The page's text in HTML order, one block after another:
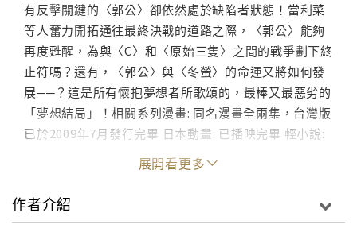
有反擊關鍵的〈郭公〉卻依然處於缺陷者狀態！當利菜
等人奮力開拓通往最終決戰的道路之際，〈郭公〉能夠
再度甦醒，為與〈C〉和〈原始三隻〉之間的戰爭劃下終
止符嗎？還有，〈郭公〉與〈冬螢〉的命運又將如何發
展──？這是所有懷抱夢想者所歌頌的，最棒又最惡劣的
「夢想結局」！相關系列漫畫: 同名漫畫全兩集，台灣版
已於2009年7月發行完畢 日本動畫: 已播映完畢 輕小說:
蟲之歌bug（全8集）（台灣角川代理出版）
展開看更多
作者介紹